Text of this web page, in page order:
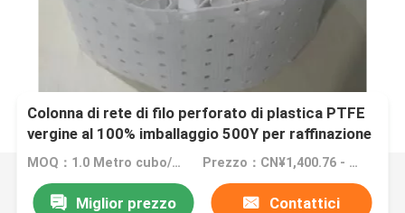
Colonna di rete di filo perforato di plastica PTFE
vergine al 100% imballaggio 500Y per raffinazione
MOQ：1.0 Metro cubo/metro cubo (ordine minimo) Prezzo：CN¥1,400.76 - CN¥2,801.52
Miglior prezzo Contattici